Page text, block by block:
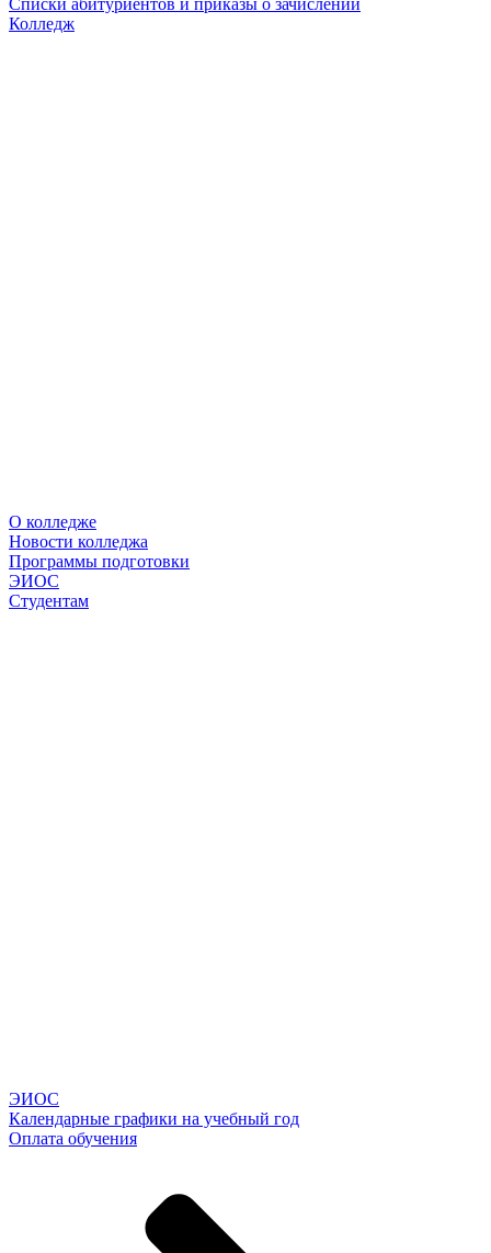
Списки абитуриентов и приказы о зачислении
Колледж
О колледже
Новости колледжа
Программы подготовки
ЭИОС
Студентам
ЭИОС
Календарные графики на учебный год
Оплата обучения